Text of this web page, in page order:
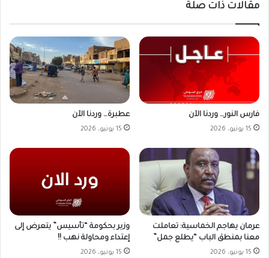
مقالات ذات صلة
فارس النور… وردنا الآن
15 يونيو، 2026
عطبرة… وردنا الآن
15 يونيو، 2026
عرمان يهاجم الخماسية: تعاملت
معنا بمنطق الباب “يطلع جمل”
15 يونيو، 2026
وزير بحكومة “تأسيس” يتعرض إلى
إعتداء ومحاولة نهب !!
15 يونيو، 2026